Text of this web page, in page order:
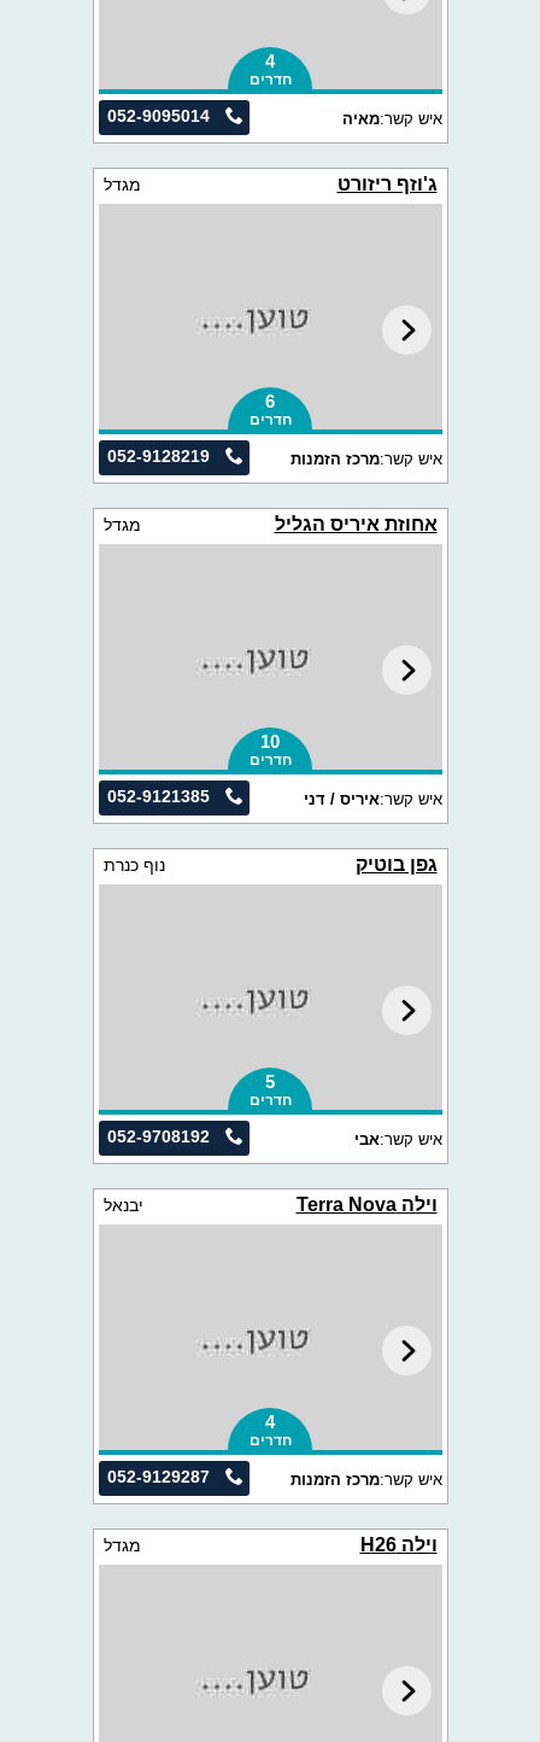
4
חדרים
052-9095014 איש קשר:מאיה
ג'וזף ריזורט מגדל
6
חדרים
052-9128219 איש קשר:מרכז הזמנות
אחוזת איריס הגליל מגדל
10
חדרים
052-9121385 איש קשר:איריס / דני
גפן בוטיק נוף כנרת
5
חדרים
052-9708192 איש קשר:אבי
וילה Terra Nova יבנאל
4
חדרים
052-9129287 איש קשר:מרכז הזמנות
וילה H26 מגדל